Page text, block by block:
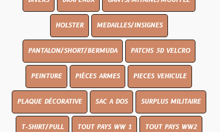
HOLSTER MEDAILLES/INSIGNES
PANTALON/SHORT/BERMUDA PATCHS 3D VELCRO
PEINTURE PIÈCES ARMES PIECES VEHICULE
PLAQUE DÉCORATIVE SAC A DOS SURPLUS MILITAIRE
T-SHIRT/PULL TOUT PAYS WW 1 TOUT PAYS WW2